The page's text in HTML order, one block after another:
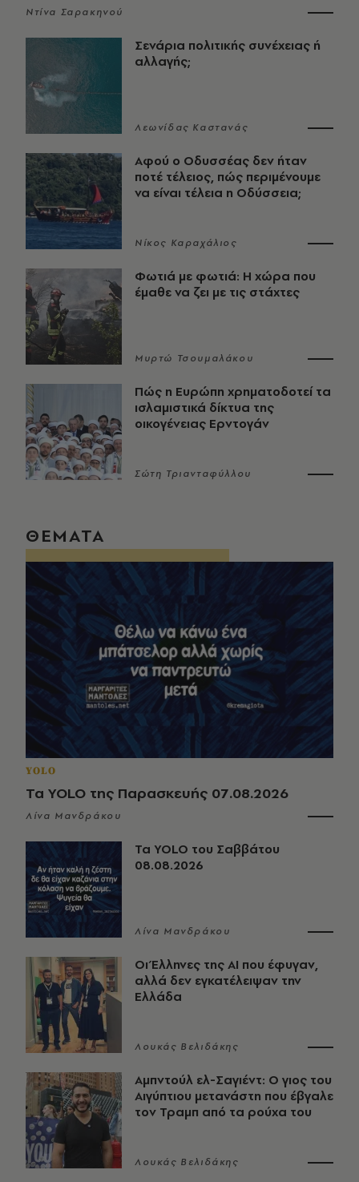
Ντίνα Σαρακηνού
Σενάρια πολιτικής συνέχειας ή
αλλαγής;
Λεωνίδας Καστανάς
Αφού ο Οδυσσέας δεν ήταν
ποτέ τέλειος, πώς περιμένουμε
να είναι τέλεια η Οδύσσεια;
Νίκος Καραχάλιος
Φωτιά με φωτιά: Η χώρα που
έμαθε να ζει με τις στάχτες
Μυρτώ Τσουμαλάκου
Πώς η Ευρώπη χρηματοδοτεί τα
ισλαμιστικά δίκτυα της
οικογένειας Ερντογάν
Σώτη Τριανταφύλλου
ΘΕΜΑΤΑ
YOLO
Τα YOLO της Παρασκευής 07.08.2026
Λίνα Μανδράκου
Τα YOLO του Σαββάτου
08.08.2026
Λίνα Μανδράκου
Οι Έλληνες της ΑΙ που έφυγαν,
αλλά δεν εγκατέλειψαν την
Ελλάδα
Λουκάς Βελιδάκης
Αμπντούλ ελ-Σαγιέντ: Ο γιος του
Αιγύπτιου μετανάστη που έβγαλε
τον Τραμπ από τα ρούχα του
Λουκάς Βελιδάκης